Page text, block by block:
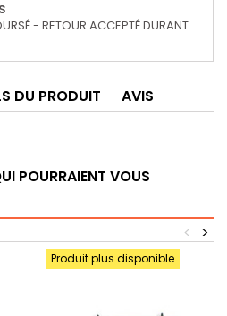
- RETOUR ACCEPTÉ DURANT
DU PRODUIT AVIS
POURRAIENT VOUS
>
<
Produit plus disponible